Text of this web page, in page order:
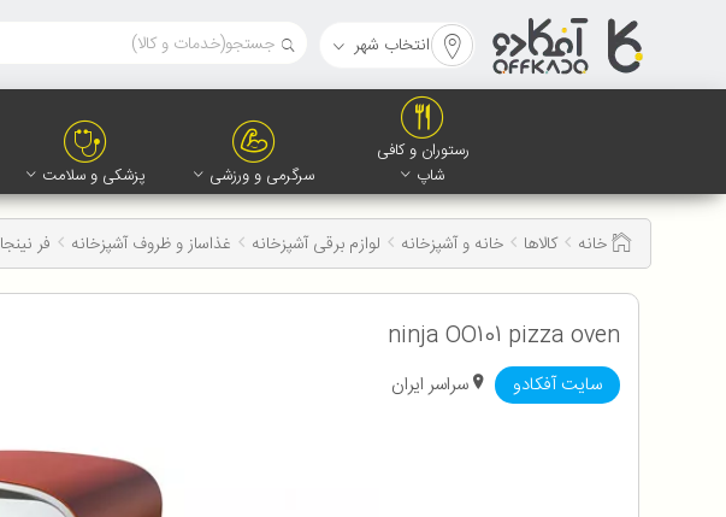
انتخاب شهر
رستوران و کافی
شاپ
سرگرمی و ورزشی پزشکی و سلامت
خانه کالاها خانه و آشپزخانه لوازم برقی آشپزخانه غذاساز و ظروف آشپزخانه فر نینجا OO101
ninja OO101 pizza oven
سایت آفکادو سراسر ایران